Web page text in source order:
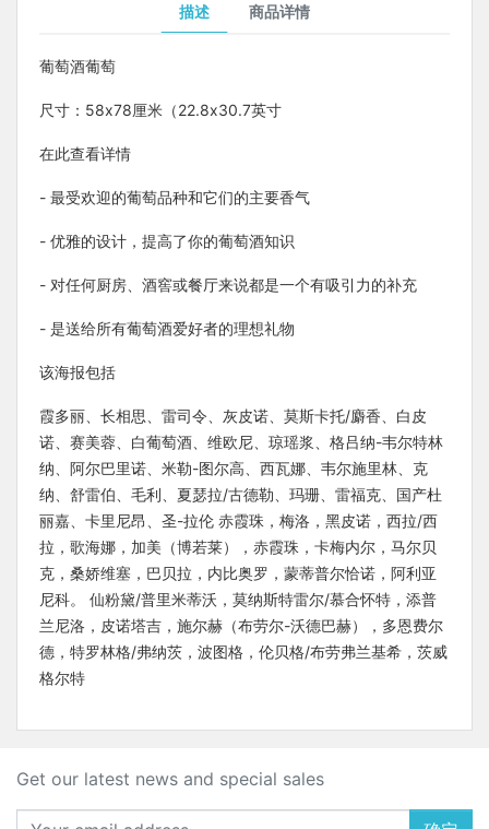
描述 商品详情
葡萄酒葡萄
尺寸：58x78厘米（22.8x30.7英寸
在此查看详情
- 最受欢迎的葡萄品种和它们的主要香气
- 优雅的设计，提高了你的葡萄酒知识
- 对任何厨房、酒窖或餐厅来说都是一个有吸引力的补充
- 是送给所有葡萄酒爱好者的理想礼物
该海报包括
霞多丽、长相思、雷司令、灰皮诺、莫斯卡托/麝香、白皮
诺、赛美蓉、白葡萄酒、维欧尼、琼瑶浆、格吕纳-韦尔特林
纳、阿尔巴里诺、米勒-图尔高、西瓦娜、韦尔施里林、克
纳、舒雷伯、毛利、夏瑟拉/古德勒、玛珊、雷福克、国产杜
丽嘉、卡里尼昂、圣-拉伦 赤霞珠，梅洛，黑皮诺，西拉/西
拉，歌海娜，加美（博若莱），赤霞珠，卡梅内尔，马尔贝
克，桑娇维塞，巴贝拉，内比奥罗，蒙蒂普尔恰诺，阿利亚
尼科。 仙粉黛/普里米蒂沃，莫纳斯特雷尔/慕合怀特，添普
兰尼洛，皮诺塔吉，施尔赫（布劳尔-沃德巴赫），多恩费尔
德，特罗林格/弗纳茨，波图格，伦贝格/布劳弗兰基希，茨威
格尔特
Get our latest news and special sales